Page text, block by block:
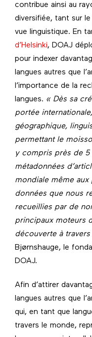
contribue ainsi au
diversifiée, tant sur
vue linguistique. En
d’Helsinki, DOAJ
pour indexer
langues autres que
l’importance de la
langues. « Dès sa
portée
géographique,
permettant le
y compris près de 5
métadonnées
mondiale même
données que nous
recueillies par de
principaux moteurs
découverte à
Bjørnshauge, le
DOAJ.
Afin d’attirer
langues autres que
qui, en tant que
travers le monde,